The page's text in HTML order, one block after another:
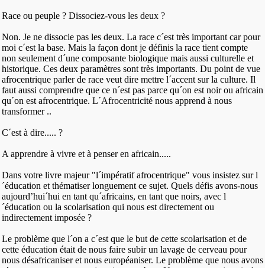
Race ou peuple ? Dissociez-vous les deux ?
Non. Je ne dissocie pas les deux. La race c´est très important car pour
moi c´est la base. Mais la façon dont je définis la race tient compte
non seulement d´une composante biologique mais aussi culturelle et
historique. Ces deux paramètres sont très importants. Du point de vue
afrocentrique parler de race veut dire mettre l´accent sur la culture. Il
faut aussi comprendre que ce n´est pas parce qu´on est noir ou africain
qu´on est afrocentrique. L´Afrocentricité nous apprend à nous
transformer ..
C´est à dire..... ?
A apprendre à vivre et à penser en africain.....
Dans votre livre majeur "l´impératif afrocentrique" vous insistez sur l
´éducation et thématiser longuement ce sujet. Quels défis avons-nous
aujourd’hui´hui en tant qu´africains, en tant que noirs, avec l
´éducation ou la scolarisation qui nous est directement ou
indirectement imposée ?
Le problème que l´on a c´est que le but de cette scolarisation et de
cette éducation était de nous faire subir un lavage de cerveau pour
nous désafricaniser et nous européaniser. Le problème que nous avons